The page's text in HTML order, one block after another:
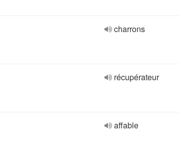
charrons
récupérateur
affable